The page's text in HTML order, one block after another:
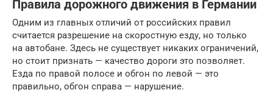
Правила дорожного движения в Германии
Одним из главных отличий от российских правил
считается разрешение на скоростную езду, но только
на автобане. Здесь не существует никаких ограничений,
но стоит признать — качество дороги это позволяет.
Езда по правой полосе и обгон по левой — это
правильно, обгон справа — нарушение.